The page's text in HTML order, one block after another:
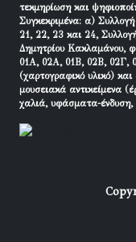
τεκμηρίωση και
Συγκεκριμένα: α)
21, 22, 23 και 24,
Δημητρίου Κακλαμάνου,
01Α, 02Α, 01Β, 02Β, 02Γ,
(χαρτογραφικό υλικό)
μουσειακά αντικείμενα
χαλιά, υφάσματα-ένδυση,